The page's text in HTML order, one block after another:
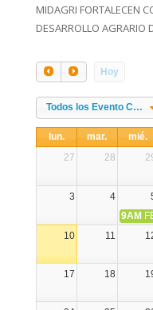
MIDAGRI FORTALECEN
DESARROLLO AGRARIO
Hoy
Todos los Evento Categories
lun. mar. mié.
27
28
3
4
9AM
10
11
17 18